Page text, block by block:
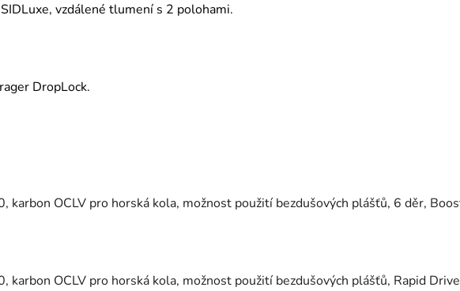
vzdálené tlumení s 2 polohami.
DropLock.
karbon OCLV pro horská kola, možnost použití bezdušových plášťů, 6 děr,
karbon OCLV pro horská kola, možnost použití bezdušových plášťů, Rapid